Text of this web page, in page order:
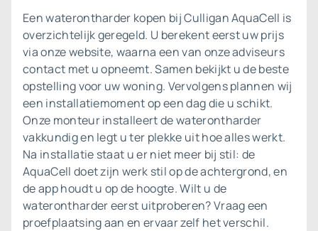
Een waterontharder kopen bij Culligan AquaCell is
overzichtelijk geregeld. U berekent eerst uw prijs
via onze website, waarna een van onze adviseurs
contact met u opneemt. Samen bekijkt u de beste
opstelling voor uw woning. Vervolgens plannen wij
een installatiemoment op een dag die u schikt.
Onze monteur installeert de waterontharder
vakkundig en legt u ter plekke uit hoe alles werkt.
Na installatie staat u er niet meer bij stil: de
AquaCell doet zijn werk stil op de achtergrond, en
de app houdt u op de hoogte. Wilt u de
waterontharder eerst uitproberen? Vraag een
proefplaatsingaan en ervaar zelf het verschil.